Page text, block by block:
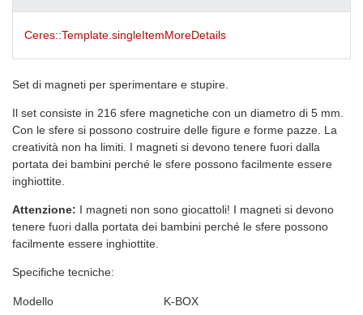
Ceres::Template.singleItemMoreDetails
Set di magneti per sperimentare e stupire.
Il set consiste in 216 sfere magnetiche con un diametro di 5 mm.
Con le sfere si possono costruire delle figure e forme pazze. La
creatività non ha limiti. I magneti si devono tenere fuori dalla
portata dei bambini perché le sfere possono facilmente essere
inghiottite.
Attenzione: I magneti non sono giocattoli! I magneti si devono
tenere fuori dalla portata dei bambini perché le sfere possono
facilmente essere inghiottite.
Specifiche tecniche:
Modello
K-BOX